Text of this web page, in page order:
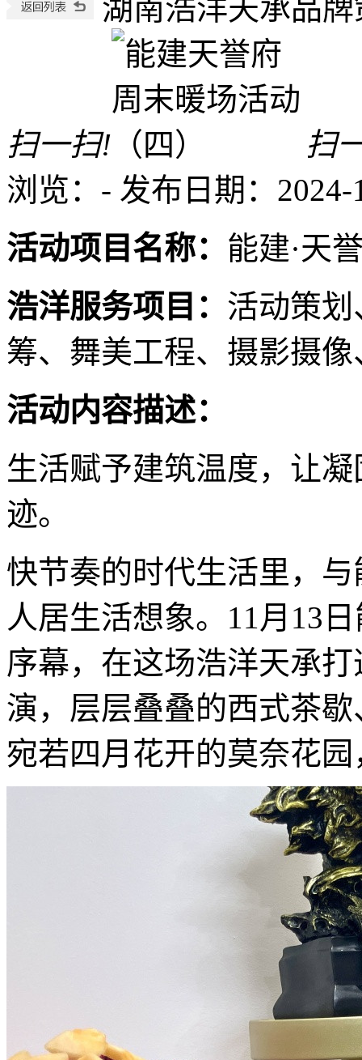
湖南浩洋天承品
扫一扫!
扫
浏览： - 发布日期：2024-
活动项目名称： 能建·天
浩洋服务项目： 活动策
筹、舞美工程、摄影摄
活动内容描述：
生活赋予建筑温度，让
迹。
快节奏的时代生活里，
人居生活想象。11月13
序幕，在这场浩洋天承
演，层层叠叠的西式茶
宛若四月花开的莫奈花